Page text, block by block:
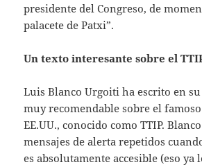
presidente del Congreso, de
palacete de Patxi”.
Un texto interesante sobre el
Luis Blanco Urgoiti ha escrito en
muy recomendable sobre el
EE.UU., conocido como TTIP.
mensajes de alerta repetidos
es absolutamente accesible (eso ya